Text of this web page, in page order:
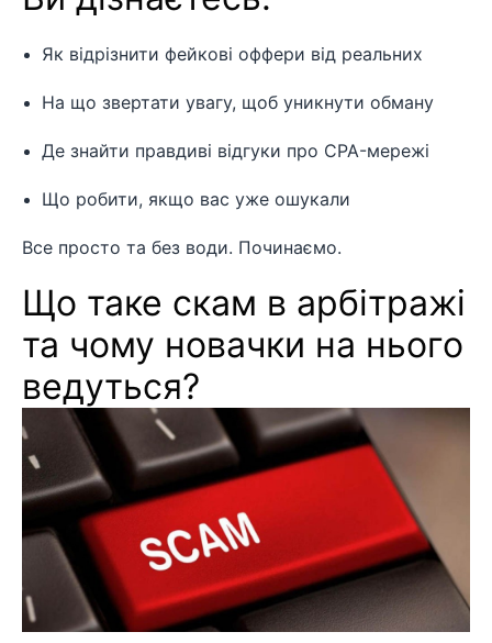
Як відрізнити фейкові оффери від реальних
На що звертати увагу, щоб уникнути обману
Де знайти правдиві відгуки про CPA-мережі
Що робити, якщо вас уже ошукали
Все просто та без води. Починаємо.
Що таке скам в арбітражі
та чому новачки на нього
ведуться?